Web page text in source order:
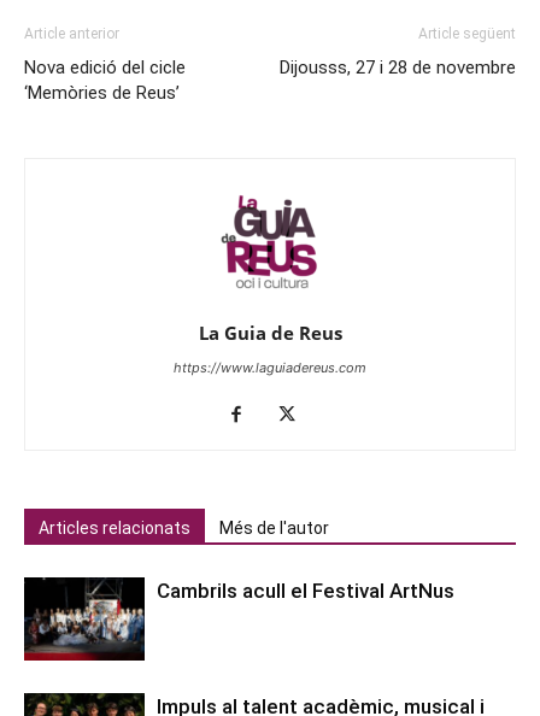
Article anterior
Nova edició del cicle
‘Memòries de Reus’
Article següent
Dijousss, 27 i 28 de novembre
La Guia de Reus
https://www.laguiadereus.com
Articles relacionats Més de l'autor
Cambrils acull el Festival ArtNus
Impuls al talent acadèmic, musical i